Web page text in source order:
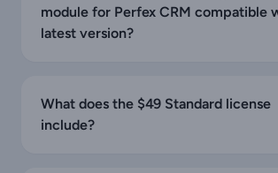
module for Perfex CRM compatible
latest version?
What does the $49 Standard license
include?